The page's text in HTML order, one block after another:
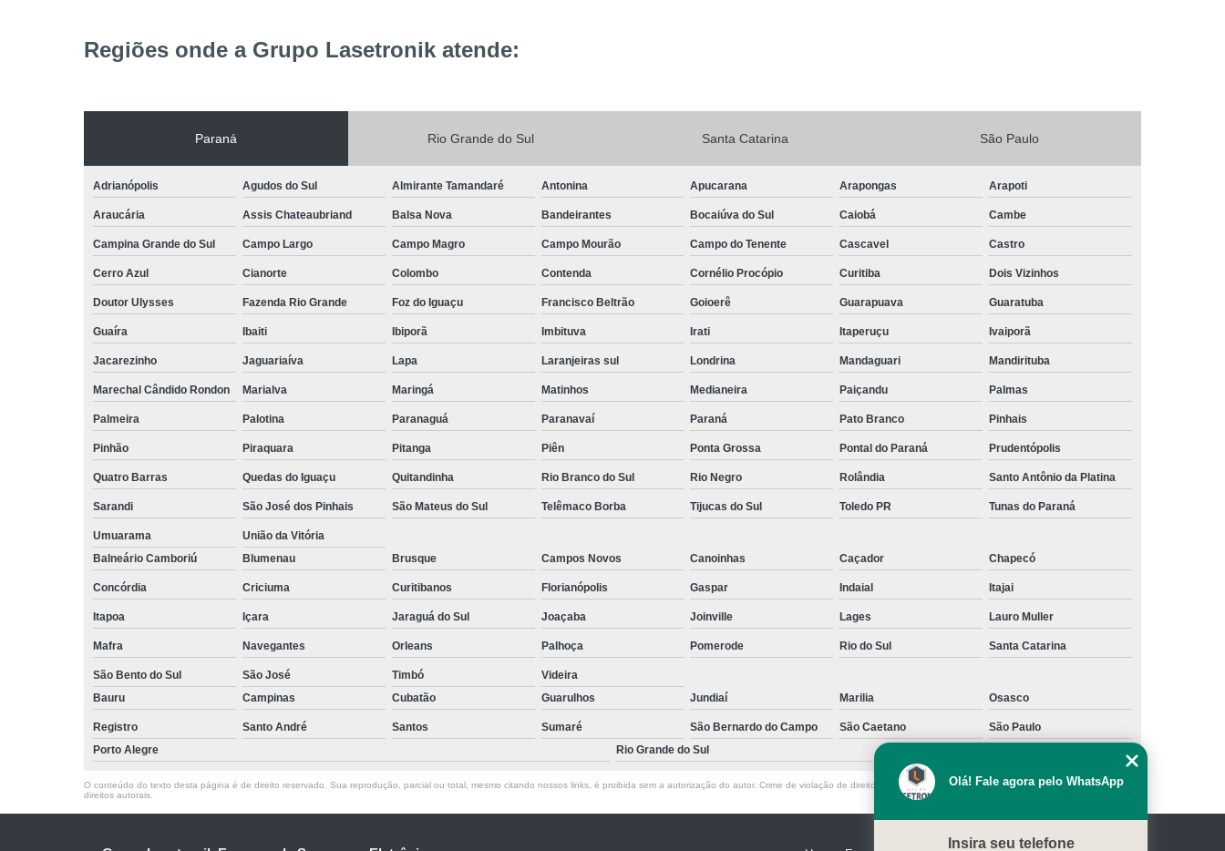
Regiões onde a Grupo Lasetronik atende:
Paraná Rio Grande do Sul Santa Catarina São Paulo
Adrianópolis Agudos do Sul Almirante Tamandaré Antonina Apucarana Arapongas Arapoti
Araucária Assis Chateaubriand Balsa Nova Bandeirantes Bocaiúva do Sul Caiobá Cambe
Campina Grande do Sul Campo Largo Campo Magro Campo Mourão Campo do Tenente Cascavel Castro
Cerro Azul Cianorte Colombo Contenda Cornélio Procópio Curitiba Dois Vizinhos
Doutor Ulysses Fazenda Rio Grande Foz do Iguaçu Francisco Beltrão Goioerê Guarapuava Guaratuba
Guaíra Ibaiti Ibiporã Imbituva Irati Itaperuçu Ivaiporã
Jacarezinho Jaguariaíva Lapa Laranjeiras sul Londrina Mandaguari Mandirituba
Marechal Cândido Rondon Marialva Maringá Matinhos Medianeira Paiçandu Palmas
Palmeira Palotina Paranaguá Paranavaí Paraná Pato Branco Pinhais
Pinhão Piraquara Pitanga Piên Ponta Grossa Pontal do Paraná Prudentópolis
Quatro Barras Quedas do Iguaçu Quitandinha Rio Branco do Sul Rio Negro Rolândia Santo Antônio da Platina
Sarandi São José dos Pinhais São Mateus do Sul Telêmaco Borba Tijucas do Sul Toledo PR Tunas do Paraná
Umuarama
União da Vitória
Balneário Camboriú
Blumenau Brusque Campos Novos Canoinhas Caçador Chapecó
Concórdia Criciuma Curitibanos Florianópolis Gaspar Indaial Itajai
Itapoa Içara Jaraguá do Sul Joaçaba Joinville Lages Lauro Muller
Mafra Navegantes Orleans Palhoça Pomerode Rio do Sul Santa Catarina
São Bento do Sul São José Timbó
Videira
Bauru
Campinas Cubatão Guarulhos Jundiaí Marilia Osasco
Registro Santo André Santos Sumaré São Bernardo do Campo São Caetano
São Paulo
Porto Alegre
Rio Grande do Sul
O conteúdo do texto desta página é de direito reservado. Sua reprodução, parcial ou total, mesmo citando nossos links, é proibida sem a autorização do autor. Crime de violação de direito autoral – artigo 184 do Código Penal –Lei 9610/98 - Lei de
direitos autorais
Olá! Fale agora pelo WhatsApp
Insira seu telefone